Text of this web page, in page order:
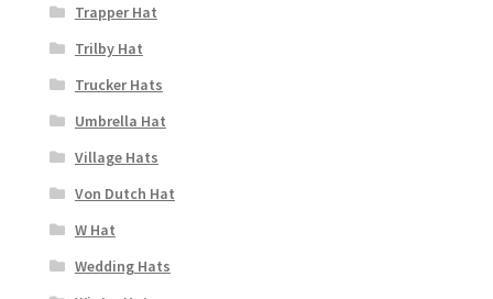
Trapper Hat
Trilby Hat
Trucker Hats
Umbrella Hat
Village Hats
Von Dutch Hat
W Hat
Wedding Hats